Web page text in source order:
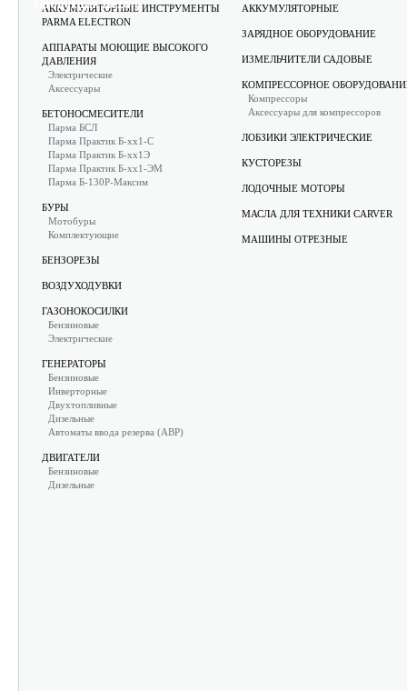
Продукция Rezoil
АККУМУЛЯТОРНЫЕ ИНСТРУМЕНТЫ
PARMA ELECTRON
АППАРАТЫ МОЮЩИЕ ВЫСОКОГО
ДАВЛЕНИЯ
Электрические
Аксессуары
БЕТОНОСМЕСИТЕЛИ
Парма БСЛ
Парма Практик Б-хх1-С
Парма Практик Б-хх1Э
Парма Практик Б-хх1-ЭМ
Парма Б-130Р-Максим
БУРЫ
Мотобуры
Комплектующие
БЕНЗОРЕЗЫ
ВОЗДУХОДУВКИ
ГАЗОНОКОСИЛКИ
Бензиновые
Электрические
ГЕНЕРАТОРЫ
Бензиновые
Инверторные
Двухтопливные
Дизельные
Автоматы ввода резерва (АВР)
ДВИГАТЕЛИ
Бензиновые
Дизельные
АККУМУЛЯТОРНЫЕ
ЗАРЯДНОЕ ОБОРУДОВАНИЕ
ИЗМЕЛЬЧИТЕЛИ САДОВЫЕ
КОМПРЕССОРНОЕ
Компрессоры
Аксессуары для компрессоров
ЛОБЗИКИ ЭЛЕКТРИЧЕСКИЕ
КУСТОРЕЗЫ
ЛОДОЧНЫЕ МОТОРЫ
МАСЛА ДЛЯ ТЕХНИКИ CARVER
МАШИНЫ ОТРЕЗНЫЕ